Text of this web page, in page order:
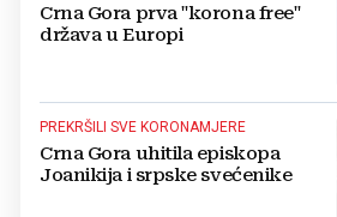
Crna Gora prva "korona free"
država u Europi
PREKRŠILI SVE KORONAMJERE
Crna Gora uhitila episkopa
Joanikija i srpske svećenike